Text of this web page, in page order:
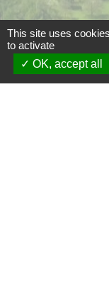
This site uses
to activate
OK, accept all